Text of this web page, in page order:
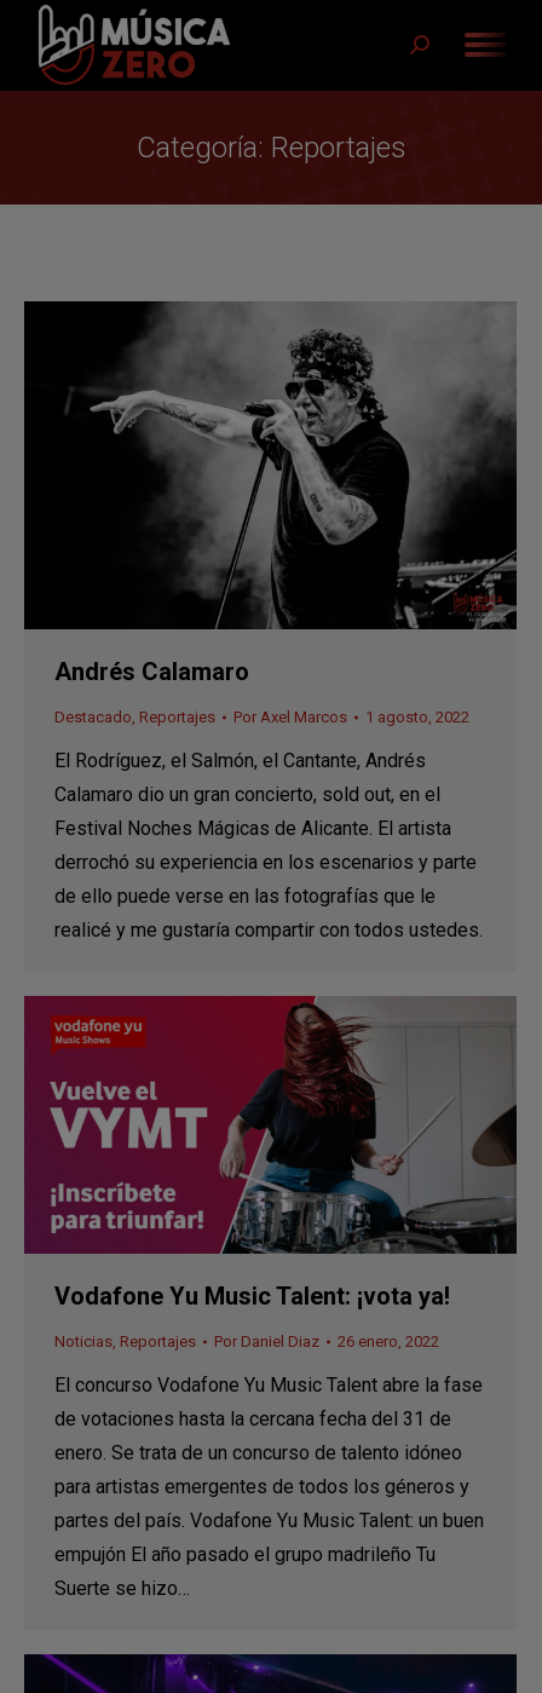
Buscar:
Categoría: Reportajes
Andrés Calamaro
Destacado, Reportajes Por Axel Marcos 1 agosto, 2022
El Rodríguez, el Salmón, el Cantante, Andrés
Calamaro dio un gran concierto, sold out, en el
Festival Noches Mágicas de Alicante. El artista
derrochó su experiencia en los escenarios y parte
de ello puede verse en las fotografías que le
realicé y me gustaría compartir con todos ustedes.
Vodafone Yu Music Talent: ¡vota ya!
Noticias, Reportajes Por Daniel Diaz 26 enero, 2022
El concurso Vodafone Yu Music Talent abre la fase
de votaciones hasta la cercana fecha del 31 de
enero. Se trata de un concurso de talento idóneo
para artistas emergentes de todos los géneros y
partes del país. Vodafone Yu Music Talent: un buen
empujón El año pasado el grupo madrileño Tu
Suerte se hizo…